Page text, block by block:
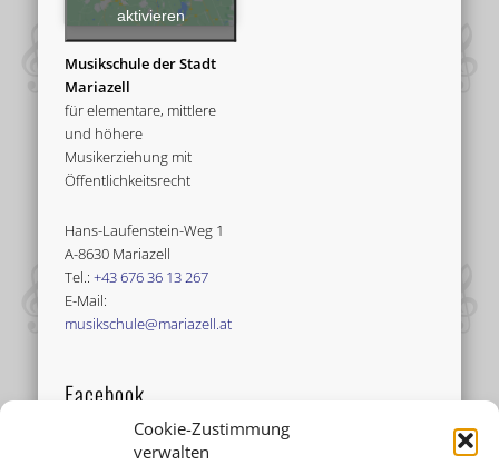
Cookie-Zustimmung
verwalten
aktivieren
Musikschule der Stadt
Mariazell
für elementare, mittlere
und höhere
Musikerziehung mit
Öffentlichkeitsrecht
Hans-Laufenstein-Weg 1
A-8630 Mariazell
Tel.:+43 676 36 13 267
E-Mail:
musikschule@mariazell.at
Facebook